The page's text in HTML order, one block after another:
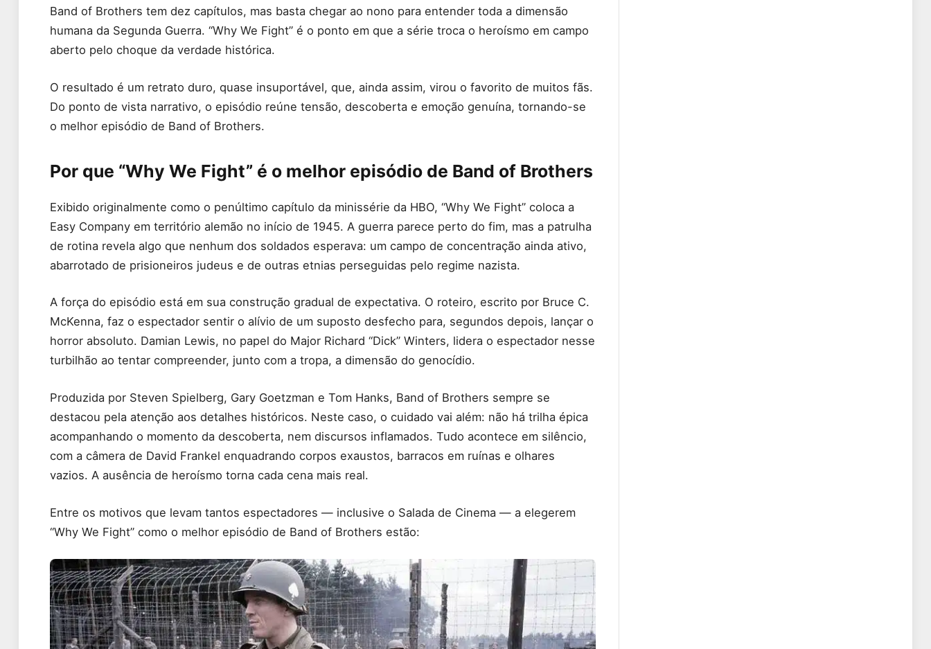
Band of Brothers tem dez capítulos, mas basta chegar ao nono para entender toda a dimensão
humana da Segunda Guerra. “Why We Fight” é o ponto em que a série troca o heroísmo em campo
aberto pelo choque da verdade histórica.
O resultado é um retrato duro, quase insuportável, que, ainda assim, virou o favorito de muitos fãs.
Do ponto de vista narrativo, o episódio reúne tensão, descoberta e emoção genuína, tornando-se
o melhor episódio de Band of Brothers.
Por que “Why We Fight” é o melhor episódio de Band of Brothers
Exibido originalmente como o penúltimo capítulo da minissérie da HBO, “Why We Fight” coloca a
Easy Company em território alemão no início de 1945. A guerra parece perto do fim, mas a patrulha
de rotina revela algo que nenhum dos soldados esperava: um campo de concentração ainda ativo,
abarrotado de prisioneiros judeus e de outras etnias perseguidas pelo regime nazista.
A força do episódio está em sua construção gradual de expectativa. O roteiro, escrito por Bruce C.
McKenna, faz o espectador sentir o alívio de um suposto desfecho para, segundos depois, lançar o
horror absoluto. Damian Lewis, no papel do Major Richard “Dick” Winters, lidera o espectador nesse
turbilhão ao tentar compreender, junto com a tropa, a dimensão do genocídio.
Produzida por Steven Spielberg, Gary Goetzman e Tom Hanks, Band of Brothers sempre se
destacou pela atenção aos detalhes históricos. Neste caso, o cuidado vai além: não há trilha épica
acompanhando o momento da descoberta, nem discursos inflamados. Tudo acontece em silêncio,
com a câmera de David Frankel enquadrando corpos exaustos, barracos em ruínas e olhares
vazios. A ausência de heroísmo torna cada cena mais real.
Entre os motivos que levam tantos espectadores — inclusive o Salada de Cinema — a elegerem
“Why We Fight” como o melhor episódio de Band of Brothers estão: